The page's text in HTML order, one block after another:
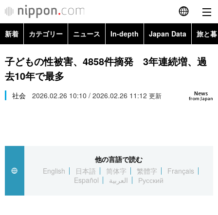
English
简体字
Русский
カテゴリー
経済・ビジネス
国際
トップ
アーカイブ
In-depth
Japan Data
新着 カテゴリー ニュース In-depth Japan Data 旅と
政治・外交
経済・ビジネス
Topics
子どもの性被害、4858件摘発 3年連続増、過
去10年で最多
News
from Japan
社会 2026.02.26 10:10 / 2026.02.26 11:12 更新
他の言語で読む
English
日本語 简体字 繁體字
Français
Español
العربية Русский